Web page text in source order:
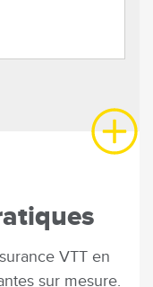
VTT en
sur mesure.